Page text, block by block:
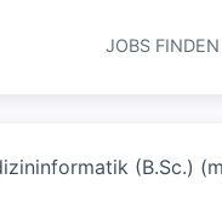
JOBS FINDEN
(B.Sc.)